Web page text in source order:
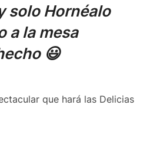
solo Hornéalo
a la mesa
😃
que hará las Delicias